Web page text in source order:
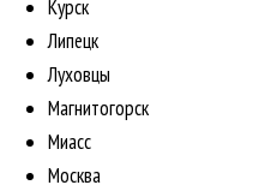
Курск
Липецк
Луховцы
Магнитогорск
Миасс
Москва